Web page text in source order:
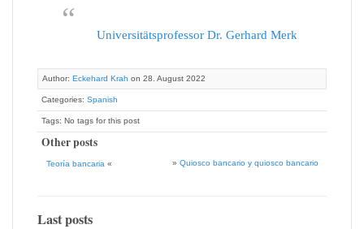
Universitätsprofessor Dr. Gerhard Merk
Author: Eckehard Krah on 28. August 2022
Categories: Spanish
Tags: No tags for this post
Other posts
Teoría bancaria « » Quiosco bancario y quiosco bancario
Last posts